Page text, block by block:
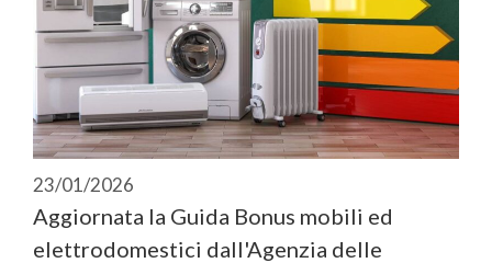
23/01/2026
Aggiornata la Guida Bonus mobili ed
elettrodomestici dall'Agenzia delle